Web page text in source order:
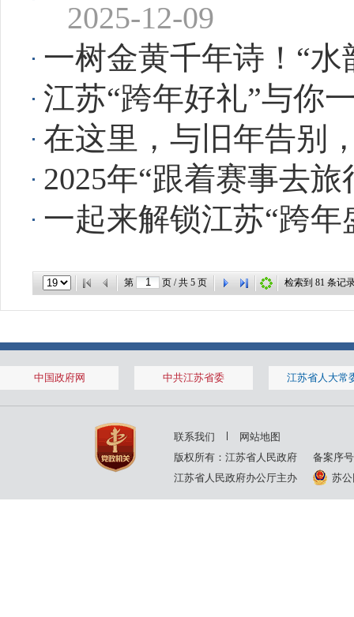
2025-12-09
一树金黄千年诗！“
江苏“跨年好礼”与你
在这里，与旧年告别
2025年“跟着赛事去
一起来解锁江苏“跨
第 页 / 共 5 页 检索到 81 条记
中国政府网 中共江苏省委 江苏省人大常
联系我们
网站地图
版权所有：江苏省人民政府
备案序
江苏省人民政府办公厅主办
苏